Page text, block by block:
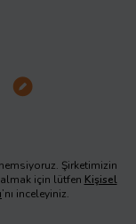
Şirketimizin
için lütfen Kişisel
’nı inceleyiniz.